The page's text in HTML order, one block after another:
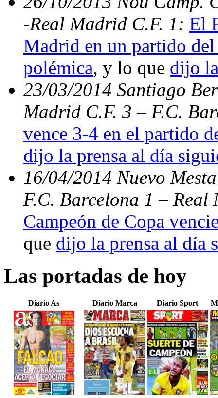
-Real Madrid C.F. 1: El
Madrid en un partido
polémica, y lo que dijo
23/03/2014 Santiago
Madrid C.F. 3 – F.C.
vence 3-4 en el partido
dijo la prensa al día
16/04/2014 Nuevo
F.C. Barcelona 1 –
Campeón de Copa
que dijo la prensa al día
Las portadas de hoy
Diario As Diario Marca Diario Sport